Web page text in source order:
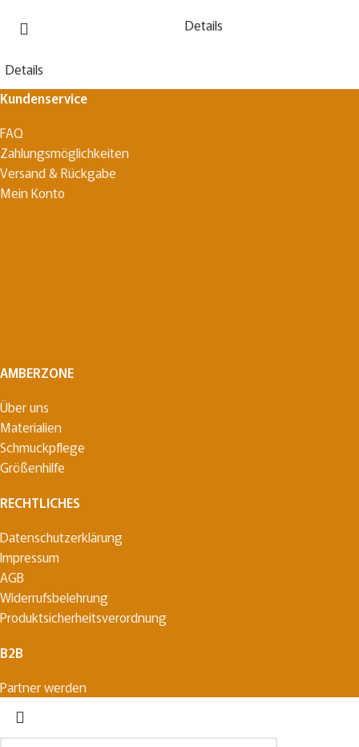
Details
Details
Kundenservice
FAQ
Zahlungsmöglichkeiten
Versand & Rückgabe
Mein Konto
AMBERZONE
Über uns
Materialien
Schmuckpflege
Größenhilfe
RECHTLICHES
Datenschutzerklärung
Impressum
AGB
Widerrufsbelehrung
Produktsicherheitsverordnung
B2B
Partner werden